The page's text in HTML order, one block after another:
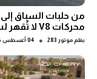
من حلبات السباق
محركات V8 لا تُقهر لسيارات موستانج
بقلم موتور 283 ● 04 أغسطس 2026